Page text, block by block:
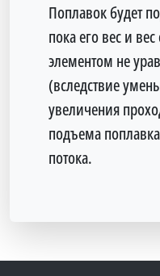
Поплавок будет
пока его вес и
элементом не
(вследствие
увеличения
подъема
потока.